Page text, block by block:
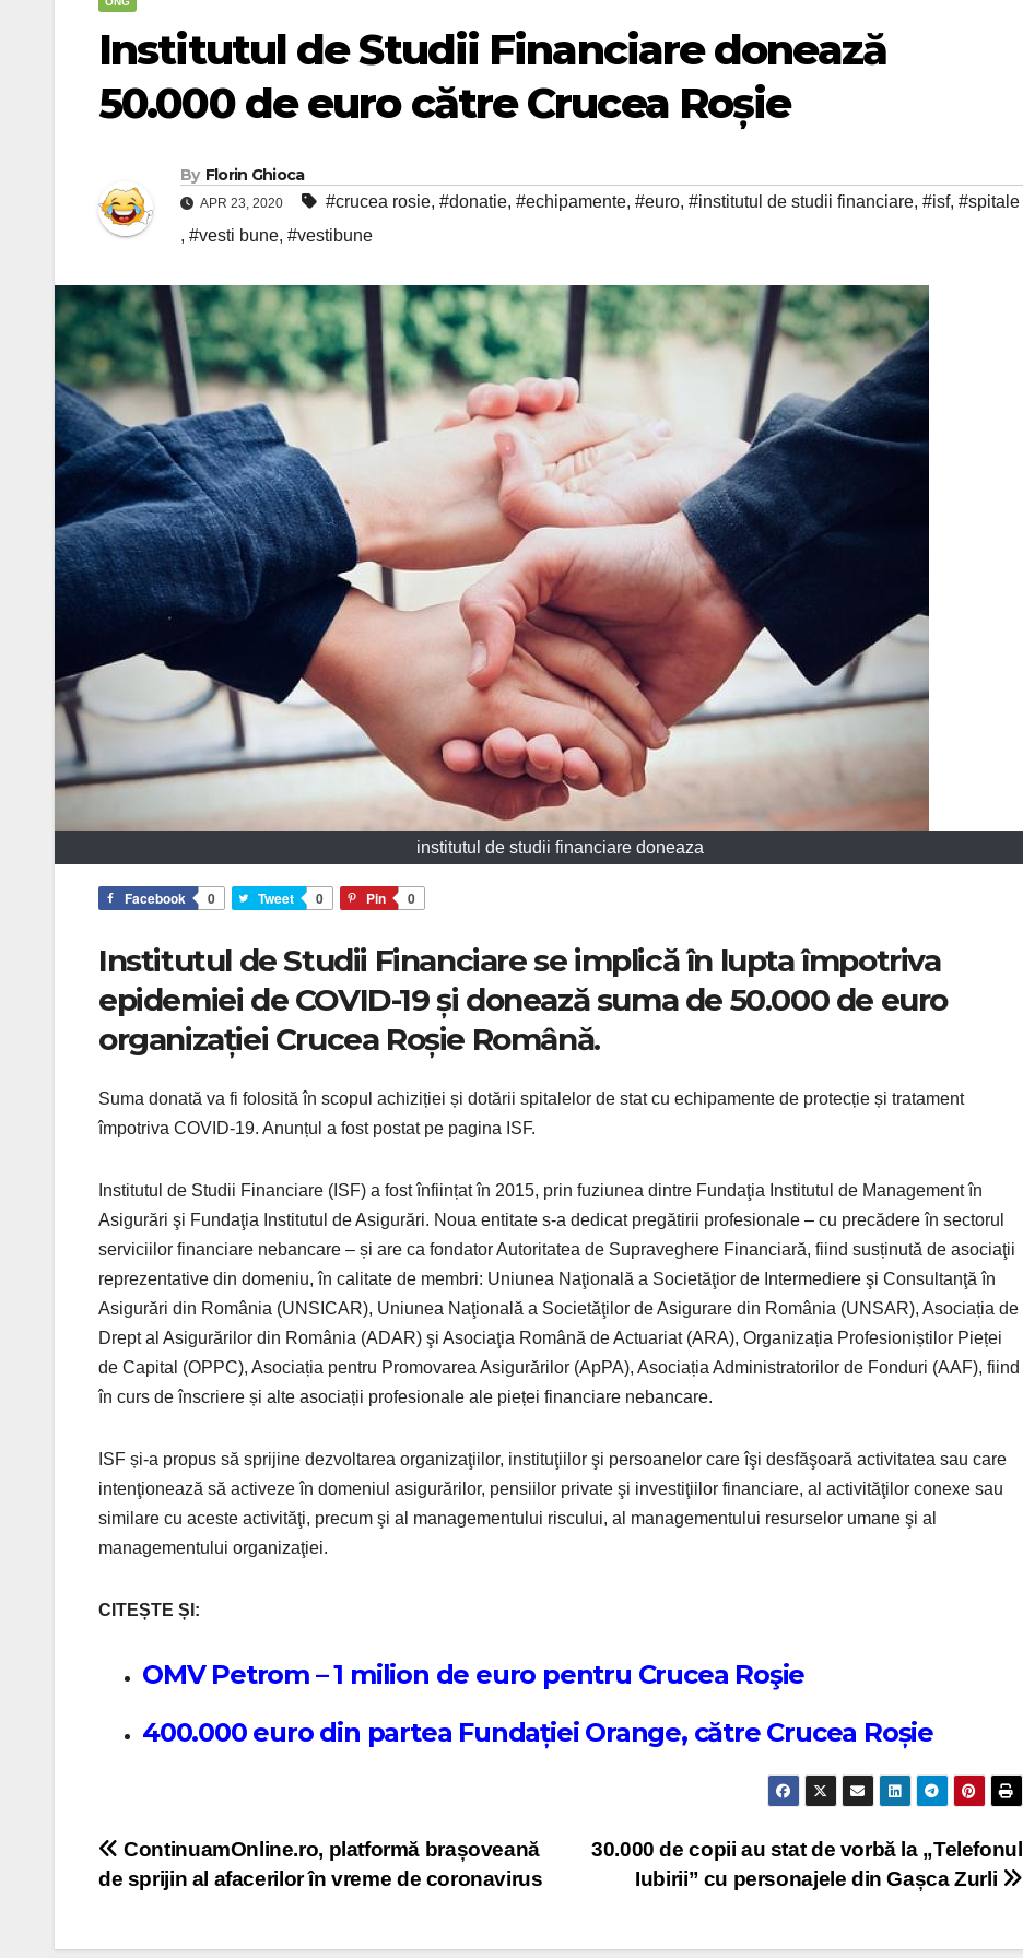
Institutul de Studii Financiare donează
50.000 de euro către Crucea Roșie
By Florin Ghioca
APR 23, 2020 #crucea rosie, #donatie, #echipamente, #euro, #institutul de studii financiare, #isf, #spitale
, #vesti bune, #vestibune
institutul de studii financiare doneaza
Facebook 0 Tweet 0 Pin 0
Institutul de Studii Financiare se implică în lupta împotriva
epidemiei de COVID-19 și donează suma de 50.000 de euro
organizației Crucea Roșie Română.
Suma donată va fi folosită în scopul achiziției și dotării spitalelor de stat cu echipamente de protecție și tratament
împotriva COVID-19. Anunțul a fost postat pe pagina ISF.
Institutul de Studii Financiare (ISF) a fost înființat în 2015, prin fuziunea dintre Fundaţia Institutul de Management în
Asigurări şi Fundaţia Institutul de Asigurări. Noua entitate s-a dedicat pregătirii profesionale – cu precădere în sectorul
serviciilor financiare nebancare – și are ca fondator Autoritatea de Supraveghere Financiară, fiind susținută de asociaţii
reprezentative din domeniu, în calitate de membri: Uniunea Naţională a Societăţior de Intermediere şi Consultanţă în
Asigurări din România (UNSICAR), Uniunea Naţională a Societăţilor de Asigurare din România (UNSAR), Asociația de
Drept al Asigurărilor din România (ADAR) şi Asociaţia Română de Actuariat (ARA), Organizația Profesioniștilor Pieței
de Capital (OPPC), Asociația pentru Promovarea Asigurărilor (ApPA), Asociația Administratorilor de Fonduri (AAF), fiind
în curs de înscriere și alte asociații profesionale ale pieței financiare nebancare.
ISF și-a propus să sprijine dezvoltarea organizaţiilor, instituţiilor şi persoanelor care îşi desfăşoară activitatea sau care
intenţionează să activeze în domeniul asigurărilor, pensiilor private şi investiţiilor financiare, al activităţilor conexe sau
similare cu aceste activităţi, precum şi al managementului riscului, al managementului resurselor umane şi al
managementului organizaţiei.
CITEȘTE ȘI:
OMV Petrom – 1 milion de euro pentru Crucea Roşie
400.000 euro din partea Fundației Orange, către Crucea Roșie
Post navigation
30.000 de copii au stat de vorbă la „Telefonul
Iubirii” cu personajele din Gașca Zurli
ContinuamOnline.ro, platformă brașoveană
de sprijin al afacerilor în vreme de coronavirus